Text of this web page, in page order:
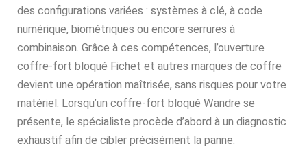
des configurations variées : systèmes à clé, à code
numérique, biométriques ou encore serrures à
combinaison. Grâce à ces compétences, l’ouverture
coffre-fort bloqué Fichet et autres marques de coffre
devient une opération maîtrisée, sans risques pour votre
matériel. Lorsqu’un coffre-fort bloqué Wandre se
présente, le spécialiste procède d’abord à un diagnostic
exhaustif afin de cibler précisément la panne.